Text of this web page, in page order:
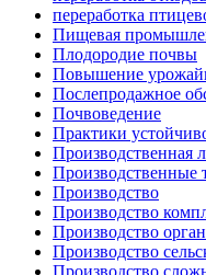
переработка
Пищевая
Плодородие почвы
Повышение
Послепродажное
Почвоведение
Практики
Производственная
Производственные
Производство
Производство
Производство
Производство